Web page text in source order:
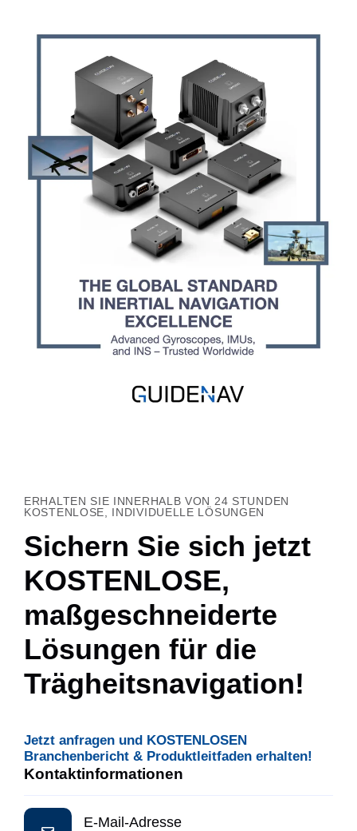
ERHALTEN SIE INNERHALB VON 24 STUNDEN
KOSTENLOSE, INDIVIDUELLE LÖSUNGEN
Sichern Sie sich jetzt
KOSTENLOSE,
maßgeschneiderte
Lösungen für die
Trägheitsnavigation!
Jetzt anfragen und KOSTENLOSEN
Branchenbericht & Produktleitfaden erhalten!
Kontaktinformationen
E-Mail-Adresse